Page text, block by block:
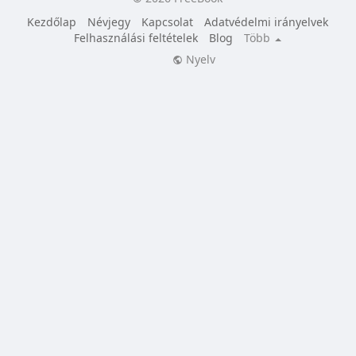
Kezdőlap
Névjegy Kapcsolat
Adatvédelmi irányelvek
Felhasználási feltételek
Blog
Több
Nyelv